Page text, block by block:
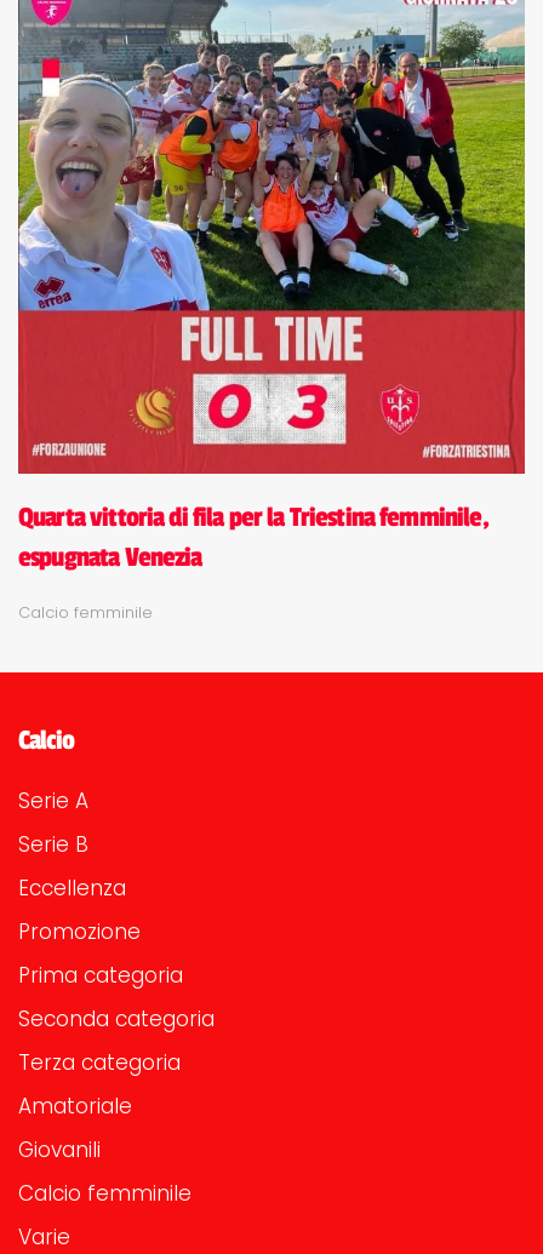
Quarta vittoria di fila per la Triestina femminile,
espugnata Venezia
Calcio femminile
Calcio
Serie A
Serie B
Eccellenza
Promozione
Prima categoria
Seconda categoria
Terza categoria
Amatoriale
Giovanili
Calcio femminile
Varie